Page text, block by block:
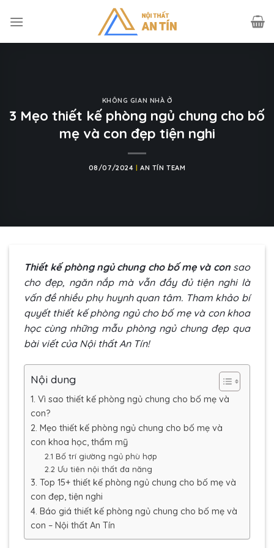
KHÔNG GIAN NHÀ Ở
3 Mẹo thiết kế phòng ngủ chung cho bố
mẹ và con đẹp tiện nghi
08/07/2024 |AN TÍN TEAM
Thiết kế phòng ngủ chung cho bố mẹ và consao
cho đẹp, ngăn nắp mà vẫn đầy đủ tiện nghi là
vấn đề nhiều phụ huynh quan tâm. Tham khảo bí
quyết thiết kế phòng ngủ cho bố mẹ và con khoa
học cùng những mẫu phòng ngủ chung đẹp qua
bài viết của Nội thất An Tín!
Nội dung
1. Vì sao thiết kế phòng ngủ chung cho bố mẹ và
con?
2. Mẹo thiết kế phòng ngủ chung cho bố mẹ và
con khoa học, thẩm mỹ
2.1 Bố trí giường ngủ phù hợp
2.2 Ưu tiên nội thất đa năng
3. Top 15+ thiết kế phòng ngủ chung cho bố mẹ và
con đẹp, tiện nghi
4. Báo giá thiết kế phòng ngủ chung cho bố mẹ và
con – Nội thất An Tín